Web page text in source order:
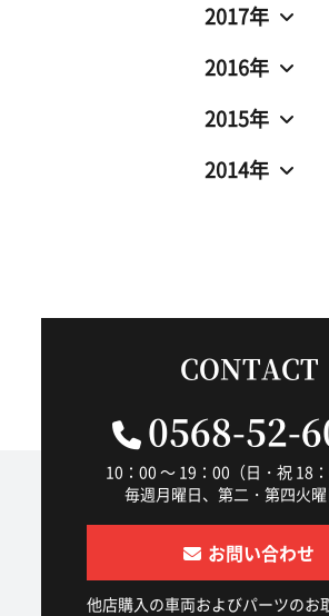
2017年
2016年
2015年
2014年
CONTACT
0568-52-
10：00 ～ 19：00（日・祝 18：
毎週月曜日、第二・第四火
お問い合わせ
他店購入の車両およびパーツのお